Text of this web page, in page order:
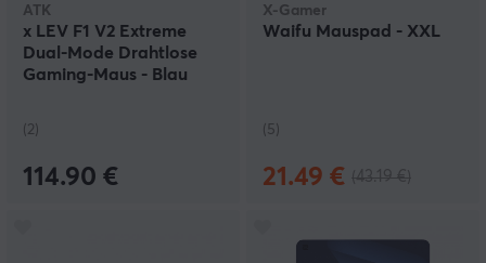
ATK
x LEV F1 V2 Extreme
Dual-Mode Drahtlose
Gaming-Maus - Blau
(2)
114.90 €
X-Gamer
Waifu Mauspad - XXL
(5)
21.49 €